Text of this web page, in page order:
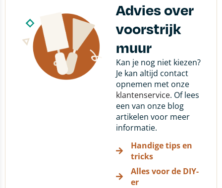
Advies over
voorstrijk
muur
Kan je nog niet kiezen?
Je kan altijd contact
opnemen met onze
klantenservice. Of lees
een van onze blog
artikelen voor meer
informatie.
Handige tips en
tricks
Alles voor de DIY-
er